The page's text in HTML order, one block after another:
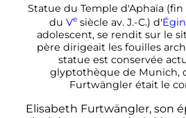
Statue du Temple d'Aphaïa (fin
du Ve siècle av. J.-C.) d'
adolescent, se rendit sur le
père dirigeait les fouilles
statue est conservée
glyptothèque de Munich,
Furtwängler était le
Elisabeth Furtwängler, son